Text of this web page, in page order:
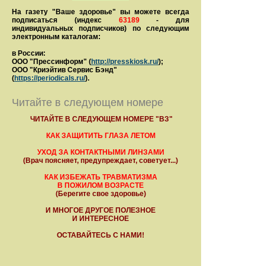
На газету "Ваше здоровье" вы можете всегда
подписаться (индекс 63189- для
индивидуальных подписчиков) по следующим
электронным каталогам:
в России:
ООО "Прессинформ" (http://presskiosk.ru/);
ООО "Криэйтив Сервис Бэнд"
(https://periodicals.ru/).
Читайте в следующем номере
ЧИТАЙТЕ В СЛЕДУЮЩЕМ НОМЕРЕ "ВЗ"
КАК ЗАЩИТИТЬ ГЛАЗА ЛЕТОМ
УХОД ЗА КОНТАКТНЫМИ ЛИНЗАМИ
(Врач поясняет, предупреждает, советует...)
КАК ИЗБЕЖАТЬ ТРАВМАТИЗМА
В ПОЖИЛОМ ВОЗРАСТЕ
(Берегите свое здоровье)
И МНОГОЕ ДРУГОЕ ПОЛЕЗНОЕ
И ИНТЕРЕСНОЕ
ОСТАВАЙТЕСЬ С НАМИ!